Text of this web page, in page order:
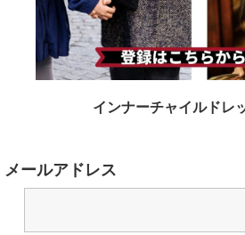
インナーチャイルドレ
メールアドレス